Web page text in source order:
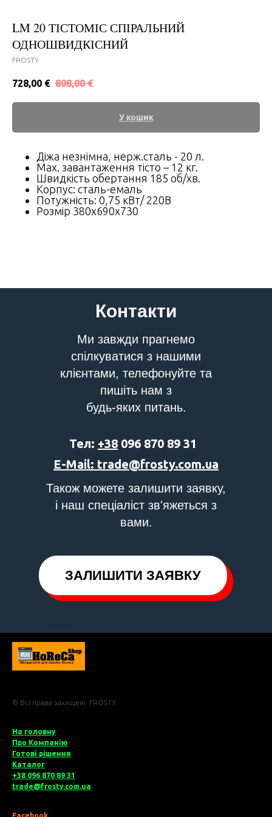
LM 20 ТІСТОМІС СПІРАЛЬНИЙ
ОДНОШВИДКІСНИЙ
FROSTY
728,00 € 808,00 €
У кошик
Діжа незнімна, нерж.сталь - 20 л.
Мax. завантаження тісто – 12 кг.
Швидкість обертання 185 об/хв.
Корпус: сталь-емаль
Потужність: 0,75 кВт/ 220В
Розмір 380x690x730
Контакти
Ми завжди прагнемо
спілкуватися з нашими
клієнтами, телефонуйте та
пишіть нам з
будь-яких питань.
Також можете залишити заявку,
і наш спеціаліст зв'яжеться з
вами.
ЗАЛИШИТИ ЗАЯВКУ
E-Mail: trade@frosty.com.ua
Тел: +38 096 870 89 31
© Всі права захищені. FROSTY
На головну
Про Компанію
Готові рішення
Каталог
+38 096 870 89 31
trade@frosty.com.ua